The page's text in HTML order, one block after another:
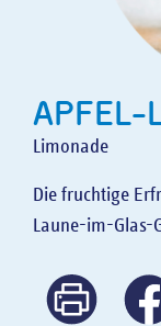
APFEL-
Limonade
Die fruchtige
Laune-im-Glas-